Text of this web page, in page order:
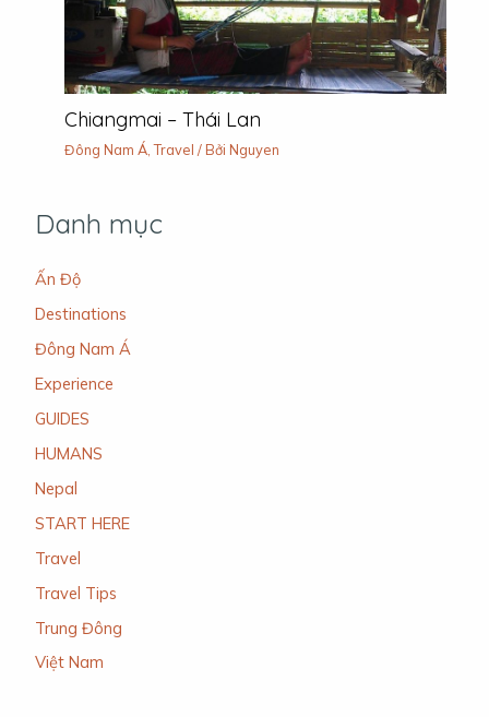
Chiangmai – Thái Lan
Đông Nam Á ,Travel / Bởi Nguyen
Danh mục
Ấn Độ
Destinations
Đông Nam Á
Experience
GUIDES
HUMANS
Nepal
START HERE
Travel
Travel Tips
Trung Đông
Việt Nam